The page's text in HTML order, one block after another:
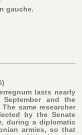
gauche.
lasts nearly
and the
same researcher
by the Senate
during a diplomatic
armies, so that